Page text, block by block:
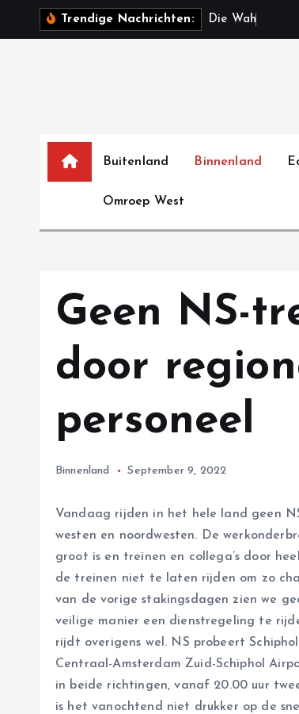
Trendige Nachrichten: Die Wa h
Buitenland Binnenland
Omroep West
Geen NS-
door
personeel
Binnenland September 9, 2022
Vandaag rijden in het hele land geen
westen en noordwesten. De
groot is en treinen en collega’s door
de treinen niet te laten rijden om zo
van de vorige stakingsdagen zien we
veilige manier een dienstregeling te
rijdt overigens wel. NS probeert
Centraal-Amsterdam Zuid-Schiphol
in beide richtingen, vanaf 20.00 uur
is het vanochtend niet drukker op de